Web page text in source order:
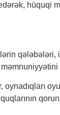
hüquqi
qələbələri,